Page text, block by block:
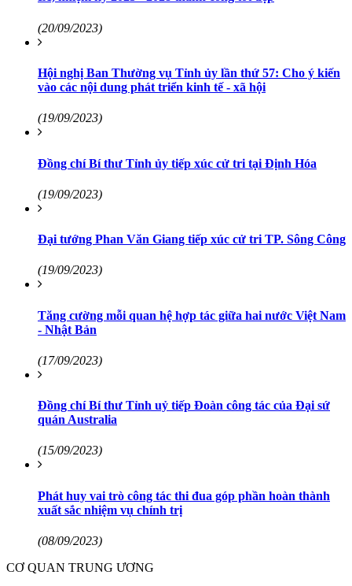
(20/09/2023)
Hội nghị Ban Thường vụ Tỉnh ủy lần thứ 57: Cho ý kiến
vào các nội dung phát triển kinh tế - xã hội
(19/09/2023)
Đồng chí Bí thư Tỉnh ủy tiếp xúc cử tri tại Định Hóa
(19/09/2023)
Đại tướng Phan Văn Giang tiếp xúc cử tri TP. Sông Công
(19/09/2023)
Tăng cường mỗi quan hệ hợp tác giữa hai nước Việt Nam
- Nhật Bản
(17/09/2023)
Đồng chí Bí thư Tỉnh uỷ tiếp Đoàn công tác của Đại sứ
quán Australia
(15/09/2023)
Phát huy vai trò công tác thi đua góp phần hoàn thành
xuất sắc nhiệm vụ chính trị
(08/09/2023)
CƠ QUAN TRUNG ƯƠNG